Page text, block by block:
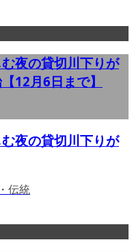
夜の貸切川下りが
12月6日まで】
夜の貸切川下りが
伝統